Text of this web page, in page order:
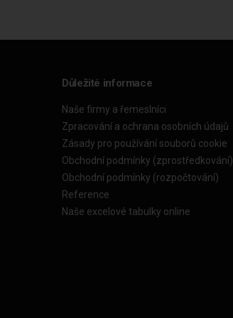
Důležité informace
Naše firmy a řemeslníci
Zpracování a ochrana osobních údajů
Zásady pro používání souborů cookie
Obchodní podmínky (zprostředkování)
Obchodní podmínky (rozpočtování)
Reference
Naše excelové tabulky online